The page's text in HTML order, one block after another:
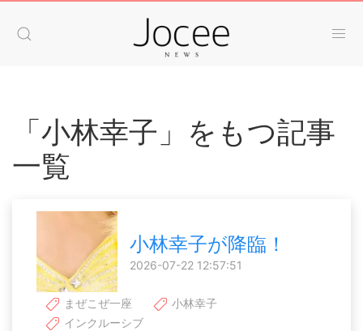
「小林幸子」をもつ記事
一覧
小林幸子が降臨！
2026-07-22 12:57:51
まぜこぜ一座
小林幸子
インクルーシブ